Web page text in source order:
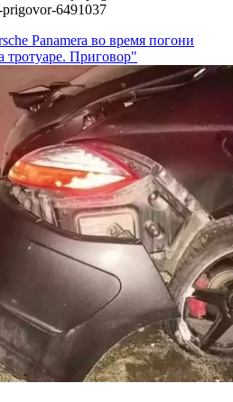
prigovor-6491037
Panamera во время погони
тротуаре. Приговор"